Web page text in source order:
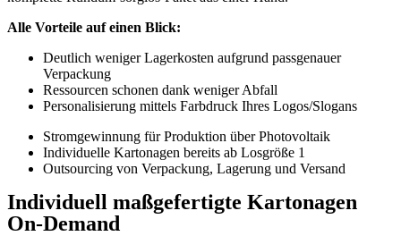
Alle Vorteile auf einen Blick:
Deutlich weniger Lagerkosten aufgrund passgenauer
Verpackung
Ressourcen schonen dank weniger Abfall
Personalisierung mittels Farbdruck Ihres Logos/Slogans
Stromgewinnung für Produktion über Photovoltaik
Individuelle Kartonagen bereits ab Losgröße 1
Outsourcing von Verpackung, Lagerung und Versand
Individuell maßgefertigte Kartonagen
On-Demand